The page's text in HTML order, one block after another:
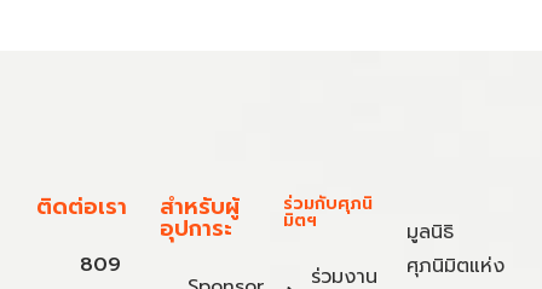
ติดต่อเรา
809
สำหรับผู้
อุปการะ
ร่วมกับศุภนิ
มิตฯ
ร่วมงาน
มูลนิธิ
ศุภนิมิตแห่ง